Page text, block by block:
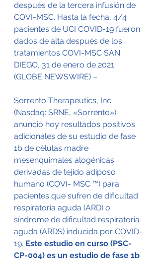
después de la tercera infusión de
COVI-MSC. Hasta la fecha, 4/4
pacientes de UCI COVID-19 fueron
dados de alta después de los
tratamientos COVI-MSC SAN
DIEGO, 31 de enero de 2021
(GLOBE NEWSWIRE) –
Sorrento Therapeutics, Inc.
(Nasdaq: SRNE, «Sorrento»)
anunció hoy resultados positivos
adicionales de su estudio de fase
1b de células madre
mesenquimales alogénicas
derivadas de tejido adiposo
humano (COVI- MSC ™) para
pacientes que sufren de dificultad
respiratoria aguda (ARD) o
síndrome de dificultad respiratoria
aguda (ARDS) inducida por COVID-
19. Este estudio en curso (PSC-
CP-004) es un estudio de fase 1b